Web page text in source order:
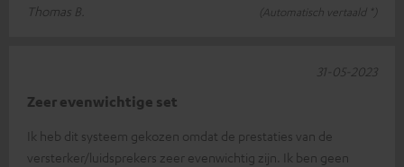
Thomas B.
(Automatisch vertaald *)
Zeer evenwichtige set
Ik heb dit systeem gekozen omdat de prestaties van de
versterker/luidsprekers zeer evenwichtig zijn. Ik ben geen
31-05-2023